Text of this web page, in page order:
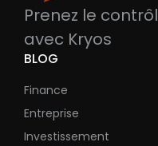
Prenez le
avec Kryos
BLOG
Finance
Entreprise
Investissement